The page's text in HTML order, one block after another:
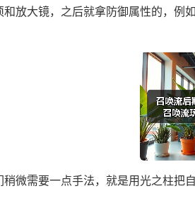
放大镜，之后就拿防御属性的，
微需要一点手法，就是用光之柱把自